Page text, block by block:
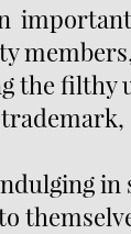
the filthy
in